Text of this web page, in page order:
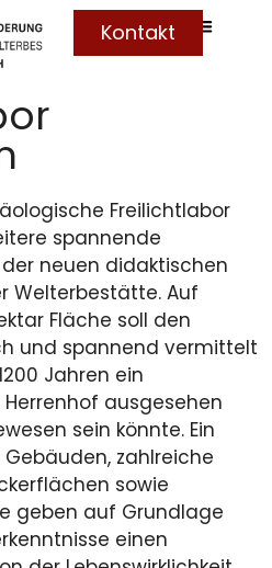
Kontakt
Freilichtlabor
spannende
neuen didaktischen
Welterbestätte. Auf
Fläche soll den
und spannend vermittelt
Jahren ein
ausgesehen
sein könnte. Ein
zahlreiche
sowie
geben auf Grundlage
einen